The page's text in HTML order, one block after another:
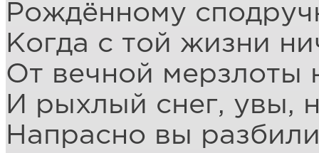
Рождённому
Когда с той жизни
От вечной мерзлоты
И рыхлый снег, увы,
Напрасно вы